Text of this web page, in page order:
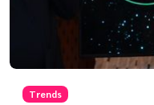
Trends